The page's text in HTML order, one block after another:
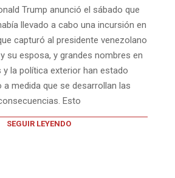
Trump anunció el sábado que
llevado a cabo una incursión en
capturó al presidente venezolano
su esposa, y grandes nombres en
la política exterior han estado
a medida que se desarrollan las
Esto
SEGUIR LEYENDO